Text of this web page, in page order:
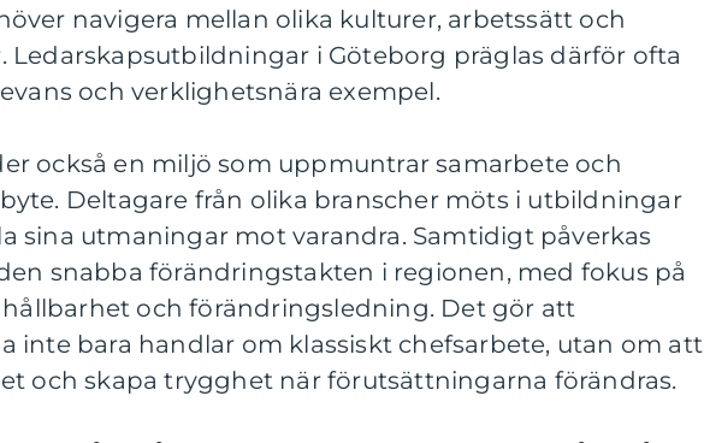
navigera mellan olika kulturer, arbetssätt och
Ledarskapsutbildningar i Göteborg präglas därför ofta
och verklighetsnära exempel.
också en miljö som uppmuntrar samarbete och
Deltagare från olika branscher möts i utbildningar
sina utmaningar mot varandra. Samtidigt påverkas
snabba förändringstakten i regionen, med fokus på
och förändringsledning. Det gör att
inte bara handlar om klassiskt chefsarbete, utan om att
och skapa trygghet när förutsättningarna förändras.